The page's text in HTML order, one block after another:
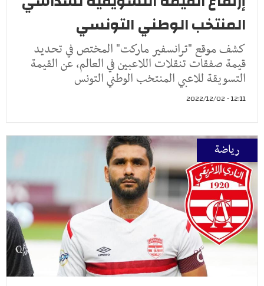
المنتخب الوطني التونسي
كشف موقع "ترانسفير ماركت" المختص في تحديد
قيمة صفقات تنقلات اللاعبين في العالم، عن القيمة
التسويقة للاعبي المنتخب الوطني التونس
12:11 - 2022/12/02
رياضة